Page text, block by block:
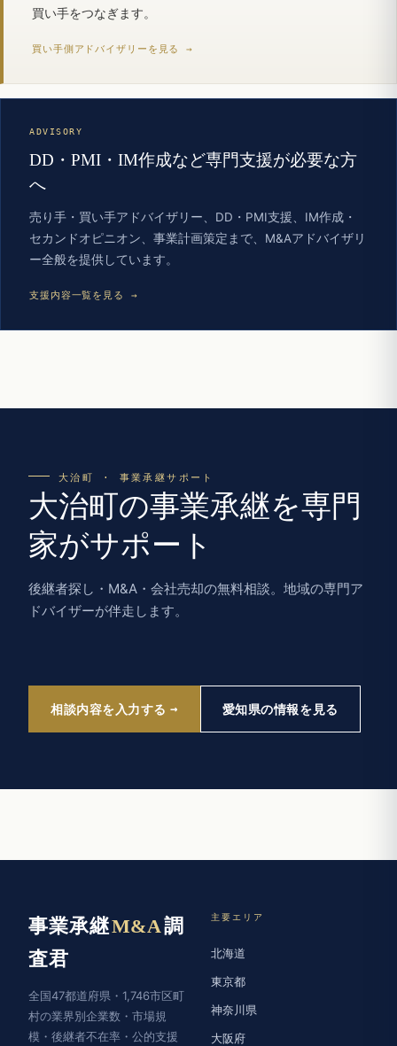
買い手をつなぎます。
買い手側アドバイザリーを見る →
ADVISORY
DD・PMI・IM作成など専門支援が必要な方
へ
売り手・買い手アドバイザリー、DD・PMI支援、IM作成・
セカンドオピニオン、事業計画策定まで、M&Aアドバイザリ
ー全般を提供しています。
支援内容一覧を見る →
大治町 · 事業承継サポート
大治町の事業承継を専門
家がサポート
後継者探し・M&A・会社売却の無料相談。地域の専門ア
ドバイザーが伴走します。
相談内容を入力する 愛知県の情報を見る
事業承継M&A調
査君
全国47都道府県・1,746市区町
村の業界別企業数・市場規
模・後継者不在率・公的支援
主要エリア
北海道
東京都
神奈川県
大阪府